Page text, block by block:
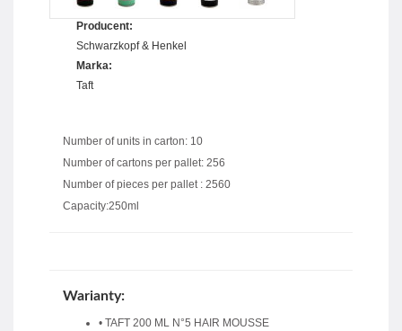
Producent:
Schwarzkopf & Henkel
Marka:
Taft
Number of units in carton: 10
Number of cartons per pallet: 256
Number of pieces per pallet : 2560
Capacity:250ml
Warianty:
• TAFT 200 ML N°5 HAIR MOUSSE